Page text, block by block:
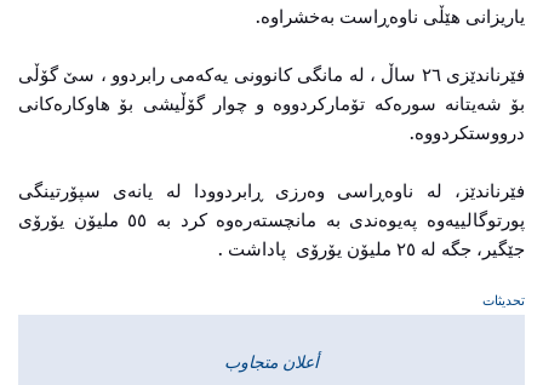
یاریزانى هێڵى ناوەڕاست بەخشراوە.
فێرناندێزى ٢٦ ساڵ ، لە مانگی کانوونی یەکەمی رابردوو ، سێ گۆڵى
بۆ شەیتانە سورەکە تۆمارکردووە و چوار گۆڵیشى بۆ هاوکارەکانى
درووستکردووە.
فێرناندێز، لە ناوەڕاسى وەرزى ڕابردوودا لە یانەى سپۆرتینگى
پورتوگالییەوە پەیوەندى بە مانچستەرەوە کرد بە ٥٥ ملیۆن یۆرۆى
جێگیر، جگە لە ٢٥ ملیۆن یۆرۆی پاداشت .
تحديثات
أعلان متجاوب